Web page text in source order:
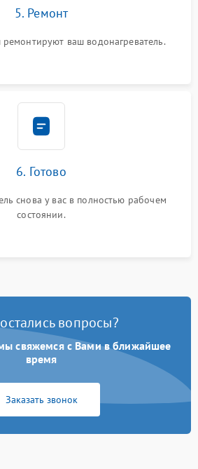
5. Ремонт
ваш водонагреватель.
6. Готово
снова у вас в полностью рабочем
состоянии.
вопросы?
мы свяжемся с Вами в ближайшее
время
Заказать звонок